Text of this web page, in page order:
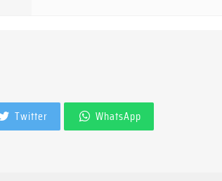
Twitter WhatsApp